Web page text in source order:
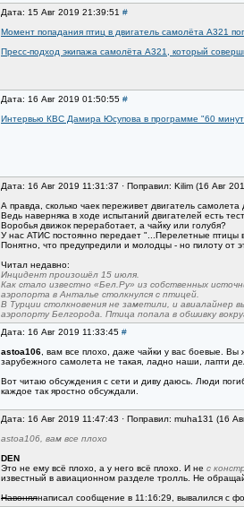
Дата: 15 Авг 2019 21:39:51 #
Момент попадания птиц в двигатель самолёта А321
Пресс-подход экипажа самолёта А321, который
Дата: 16 Авг 2019 01:50:55 #
Интервью КВС Дамира Юсупова в программе "60
Дата: 16 Авг 2019 11:31:37 · Поправил: Kilim (16 Авг
А правда, сколько чаек переживет двигатель самолета
Ведь наверняка в ходе испытаний двигателей есть
Воробья движок переработает, а чайку или голубя?
У нас АТИС постоянно передает "...Перелетные птицы
Понятно, что предупредили и молодцы - но пилоту от
Читал недавно:
Инцидент произошёл 15 июля.
Как стало известно «Бел.Ру» из собственных
аэропорта в Анталье столкнулся с птицей.
В Турции столкновения не заметили, и авиалайнер
аэропорту Белгорода. Птица попала в обшивку
Дата: 16 Авг 2019 11:33:45 #
astoa106 , вам все плохо, даже чайки у вас боевые.
зарубежного самолета не такая, ладно наши, лапти
Вот читаю обсуждения с сети и диву даюсь. Люди
каждое так яростно обсуждали.
Дата: 16 Авг 2019 11:47:43 · Поправил: muha131 (16
astoa106, вам все плохо
DEN
Это не ему всё плохо, а у него всё плохо. И не с
известный в авиационном разделе тролль. Не
Навонялнаписал сообщение в 11:16:29, вывалился с